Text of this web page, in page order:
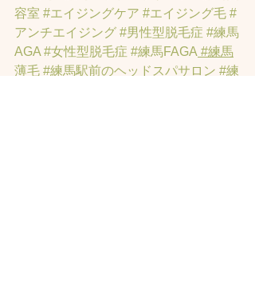
容室 #エイジングケア #エイジング毛 #
アンチエイジング #男性型脱毛症 #練馬
AGA #女性型脱毛症 #練馬FAGA #練馬
薄毛 #練馬駅前のヘッドスパサロン #練